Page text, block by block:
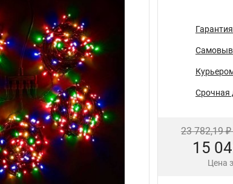
Срочная
23 782,19 ₽
15
Цена